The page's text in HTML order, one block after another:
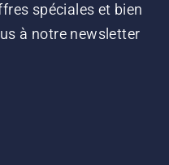
spéciales et bien
à notre newsletter